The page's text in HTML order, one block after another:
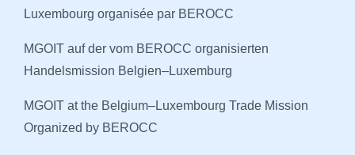
Luxembourg organisée par BEROCC
MGOIT auf der vom BEROCC organisierten
Handelsmission Belgien–Luxemburg
MGOIT at the Belgium–Luxembourg Trade Mission
Organized by BEROCC